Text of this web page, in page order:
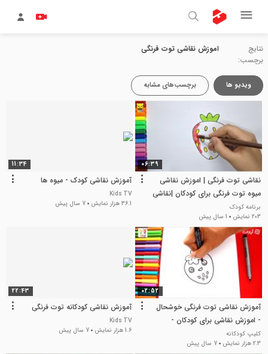
نتایج
برچسب:
اموزش نقاشی توت فرنگی
ویدیو ها برچسب‌های مشابه
06:39
نقاشی توت فرنگی | اموزش نقاشی
میوه توت فرنگی برای کودکان |نقاشی
دخترانه و پسرانه
برنامه کودک
203 نمایش
1 سال پیش
11:34
آموزش نقاشی کودک - میوه ها
Kids TV
36.1 هزار نمایش
7 سال پیش
02:52
آموزش نقاشی توت فرنگی خوشحال
- اموزش نقاشی برای کودکان -
کودکانه
کلیپ کودکانه
2.3 هزار نمایش
7 سال پیش
22:43
آموزش نقاشی کودکانه توت فرنگی
Kids TV
1.6 هزار نمایش
7 سال پیش